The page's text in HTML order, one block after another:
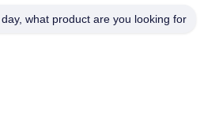
what product are you looking for?